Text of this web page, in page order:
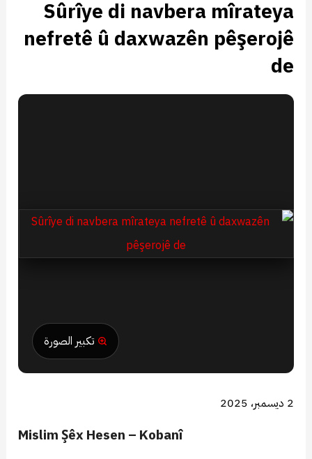
Sûrîye di navbera mîrateya
nefretê û daxwazên pêşerojê
de
تكبير الصورة
2 ديسمبر، 2025
Mislim Şêx Hesen – Kobanî